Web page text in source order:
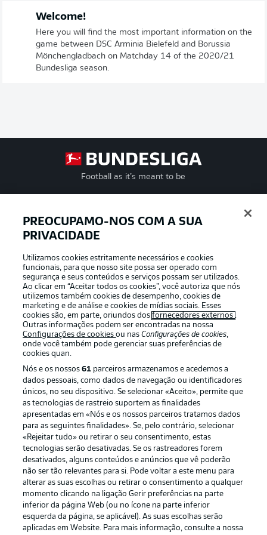
Welcome!
Here you will find the most important information on the
game between DSC Arminia Bielefeld and Borussia
Mönchengladbach on Matchday 14 of the 2020/21
Bundesliga season.
Football as it’s meant to be
APLICATIVO DA BUNDESLIGA
Oferecido por
Publicidade Avisos legais
Gerir preferências Aviso de privacidade
Emissoras
Trabalhe conosco Marca
Contato Jogadores
PREOCUPAMO-NOS COM A SUA
PRIVACIDADE
Utilizamos cookies estritamente necessários e cookies
funcionais, para que nosso site possa ser operado com
segurança e seus conteúdos e serviços possam ser utilizados.
Ao clicar em “Aceitar todos os cookies”, você autoriza que nós
utilizemos também cookies de desempenho, cookies de
marketing e de análise e cookies de mídias sociais. Esses
cookies são, em parte, oriundos dosfornecedores externos .
Outras informações podem ser encontradas na nossa
Configurações de cookiesou nasConfigurações de cookies,
onde você também pode gerenciar suas preferências de
cookies quan.
Nós e os nossos61 parceiros armazenamos e acedemos a
dados pessoais, como dados de navegação ou identificadores
únicos, no seu dispositivo. Se selecionar «Aceito», permite que
as tecnologias de rastreio suportem as finalidades
apresentadas em «Nós e os nossos parceiros tratamos dados
para as seguintes finalidades». Se, pelo contrário, selecionar
«Rejeitar tudo» ou retirar o seu consentimento, estas
tecnologias serão desativadas. Se os rastreadores forem
desativados, alguns conteúdos e anúncios que vê poderão
não ser tão relevantes para si. Pode voltar a este menu para
alterar as suas escolhas ou retirar o consentimento a qualquer
momento clicando na ligação Gerir preferências na parte
inferior da página Web (ou no ícone na parte inferior
esquerda da página, se aplicável). As suas escolhas serão
aplicadas em Website. Para mais informação, consulte a nossa